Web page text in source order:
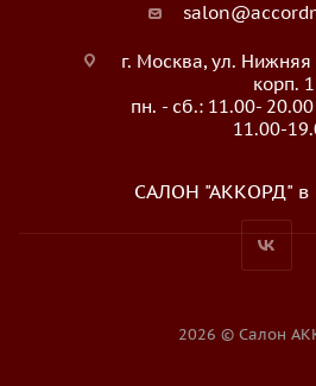
г. Москва, ул.
корп. 1
пн. - сб.: 11.00-
11.00-
САЛОН "АККОРД" в
2026 © Салон